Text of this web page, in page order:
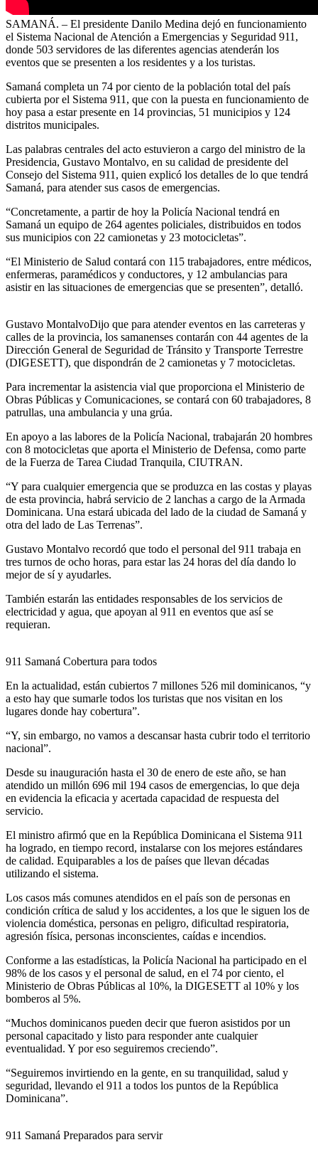
SAMANÁ. – El presidente Danilo Medina dejó en funcionamiento
el Sistema Nacional de Atención a Emergencias y Seguridad 911,
donde 503 servidores de las diferentes agencias atenderán los
eventos que se presenten a los residentes y a los turistas.
Samaná completa un 74 por ciento de la población total del país
cubierta por el Sistema 911, que con la puesta en funcionamiento de
hoy pasa a estar presente en 14 provincias, 51 municipios y 124
distritos municipales.
Las palabras centrales del acto estuvieron a cargo del ministro de la
Presidencia, Gustavo Montalvo, en su calidad de presidente del
Consejo del Sistema 911, quien explicó los detalles de lo que tendrá
Samaná, para atender sus casos de emergencias.
“Concretamente, a partir de hoy la Policía Nacional tendrá en
Samaná un equipo de 264 agentes policiales, distribuidos en todos
sus municipios con 22 camionetas y 23 motocicletas”.
“El Ministerio de Salud contará con 115 trabajadores, entre médicos,
enfermeras, paramédicos y conductores, y 12 ambulancias para
asistir en las situaciones de emergencias que se presenten”, detalló.
Gustavo MontalvoDijo que para atender eventos en las carreteras y
calles de la provincia, los samanenses contarán con 44 agentes de la
Dirección General de Seguridad de Tránsito y Transporte Terrestre
(DIGESETT), que dispondrán de 2 camionetas y 7 motocicletas.
Para incrementar la asistencia vial que proporciona el Ministerio de
Obras Públicas y Comunicaciones, se contará con 60 trabajadores, 8
patrullas, una ambulancia y una grúa.
En apoyo a las labores de la Policía Nacional, trabajarán 20 hombres
con 8 motocicletas que aporta el Ministerio de Defensa, como parte
de la Fuerza de Tarea Ciudad Tranquila, CIUTRAN.
“Y para cualquier emergencia que se produzca en las costas y playas
de esta provincia, habrá servicio de 2 lanchas a cargo de la Armada
Dominicana. Una estará ubicada del lado de la ciudad de Samaná y
otra del lado de Las Terrenas”.
Gustavo Montalvo recordó que todo el personal del 911 trabaja en
tres turnos de ocho horas, para estar las 24 horas del día dando lo
mejor de sí y ayudarles.
También estarán las entidades responsables de los servicios de
electricidad y agua, que apoyan al 911 en eventos que así se
requieran.
911 Samaná Cobertura para todos
En la actualidad, están cubiertos 7 millones 526 mil dominicanos, “y
a esto hay que sumarle todos los turistas que nos visitan en los
lugares donde hay cobertura”.
“Y, sin embargo, no vamos a descansar hasta cubrir todo el territorio
nacional”.
Desde su inauguración hasta el 30 de enero de este año, se han
atendido un millón 696 mil 194 casos de emergencias, lo que deja
en evidencia la eficacia y acertada capacidad de respuesta del
servicio.
El ministro afirmó que en la República Dominicana el Sistema 911
ha logrado, en tiempo record, instalarse con los mejores estándares
de calidad. Equiparables a los de países que llevan décadas
utilizando el sistema.
Los casos más comunes atendidos en el país son de personas en
condición crítica de salud y los accidentes, a los que le siguen los de
violencia doméstica, personas en peligro, dificultad respiratoria,
agresión física, personas inconscientes, caídas e incendios.
Conforme a las estadísticas, la Policía Nacional ha participado en el
98% de los casos y el personal de salud, en el 74 por ciento, el
Ministerio de Obras Públicas al 10%, la DIGESETT al 10% y los
bomberos al 5%.
“Muchos dominicanos pueden decir que fueron asistidos por un
personal capacitado y listo para responder ante cualquier
eventualidad. Y por eso seguiremos creciendo”.
“Seguiremos invirtiendo en la gente, en su tranquilidad, salud y
seguridad, llevando el 911 a todos los puntos de la República
Dominicana”.
911 Samaná Preparados para servir